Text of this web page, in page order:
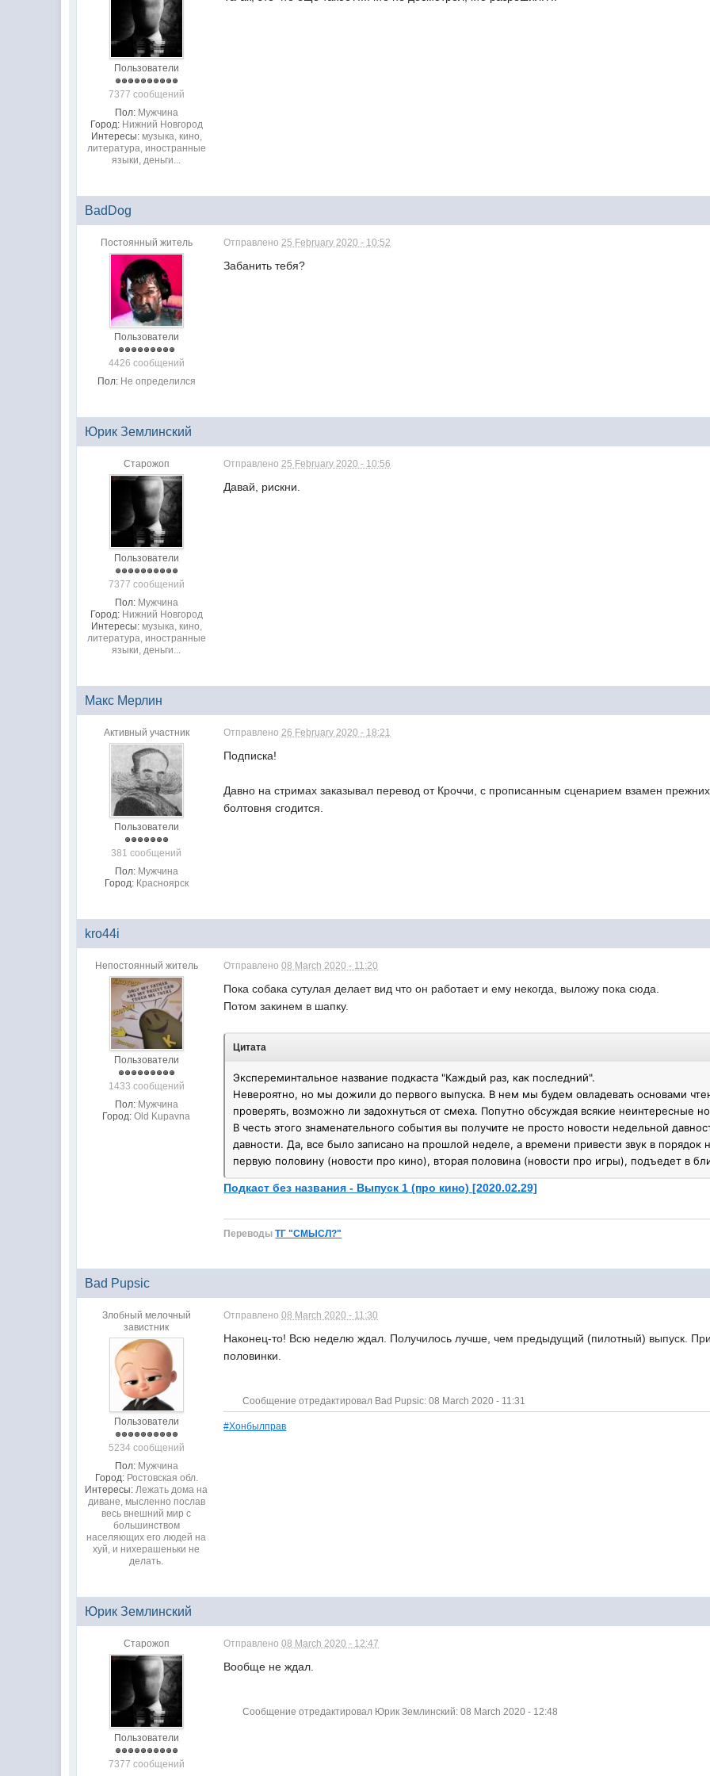
Пользователи
7377 сообщений
Пол: Мужчина
Город: Нижний Новгород
Интересы: музыка, кино,
литература, иностранные
языки, деньги...
BadDog
Постоянный житель
Пользователи
4426 сообщений
Пол: Не определился
Отправлено25 February 2020 - 10:52
Забанить тебя?
Юрик Землинский
Старожоп
Пользователи
7377 сообщений
Пол: Мужчина
Город: Нижний Новгород
Интересы: музыка, кино,
литература, иностранные
языки, деньги...
Отправлено25 February 2020 - 10:56
Давай, рискни.
Макс Мерлин
Активный участник
Пользователи
381 сообщений
Пол: Мужчина
Город: Красноярск
Отправлено26 February 2020 - 18:21
Подписка!
Давно на стримах заказывал перевод от Кроччи, с прописанным сценарием взамен
болтовня сгодится.
kro44i
Непостоянный житель
Пользователи
1433 сообщений
Пол: Мужчина
Город: Old Kupavna
Отправлено08 March 2020 - 11:20
Пока собака сутулая делает вид что он работает и ему некогда, выложу пока сюда.
Потом закинем в шапку.
Цитата
Экспереминтальное название подкаста "Каждый раз, как последний".
Невероятно, но мы дожили до первого выпуска. В нем мы будем овладевать основами
проверять, возможно ли задохнуться от смеха. Попутно обсуждая всякие неинтересные
В честь этого знаменательного события вы получите не просто новости недельной
давности. Да, все было записано на прошлой неделе, а времени привести звук в порядок
первую половину (новости про кино), вторая половина (новости про игры), подъедет в
Подкаст без названия - Выпуск 1 (про кино) [2020.02.29]
Переводы ТГ "СМЫСЛ?"
Bad Pupsic
Злобный мелочный
завистник
Пользователи
5234 сообщений
Пол: Мужчина
Город: Ростовская обл.
Интересы: Лежать дома на
диване, мысленно послав
весь внешний мир с
большинством
населяющих его людей на
хуй, и нихерашеньки не
делать.
Отправлено08 March 2020 - 11:30
Наконец-то! Всю неделю ждал. Получилось лучше, чем предыдущий (пилотный) выпуск.
половинки.
Сообщение отредактировал Bad Pupsic: 08 March 2020 - 11:31
#Хонбылправ
Юрик Землинский
Старожоп
Пользователи
7377 сообщений
Отправлено08 March 2020 - 12:47
Вообще неждал.
Сообщение отредактировал Юрик Землинский: 08 March 2020 - 12:48